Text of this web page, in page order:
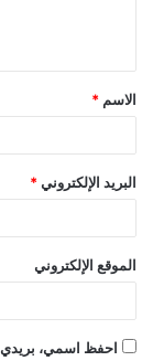
ق
*
الاسم *
البريد الإلكتروني *
الموقع الإلكتروني
احفظ اسمي، بريدي